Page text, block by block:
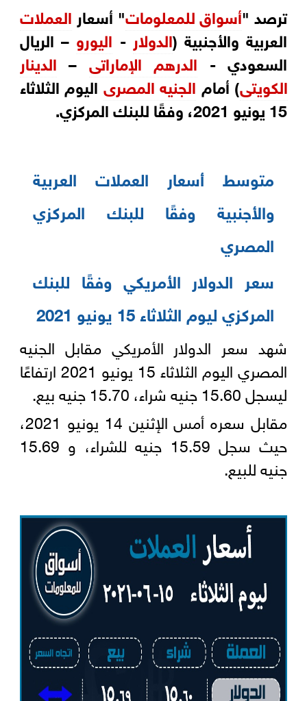
ترصد‎ " أسواق للمعلومات" أسعار العملات
الدولار ‎-‎‏ اليورو – الريال
‏السعودي - الدرهم الإماراتى – الدينار
الكويتى) أمام الجنيه المصرى اليوم الثلاثاء
15 يونيو ‏‏2021، وفقًا للبنك المركزي‏‎.‎
متوسط أسعار‎ ‎العملات العربية
والأجنبية وفقًا للبنك المركزي
المصري‎
سعر الدولار الأمريكي وفقًا للبنك
المركزي ليوم الثلاثاء 15 يونيو 2021‏‎
شهد سعر الدولار الأمريكي مقابل الجنيه
المصري اليوم الثلاثاء 15 يونيو 2021 ارتفاعًا
ليسجل 15.60 ‏جنيه شراء، 15.70 جنيه بيع.‏
مقابل سعره أمس الإثنين 14 يونيو 2021،
حيث سجل 15.59 جنيه للشراء، و 15.69
جنيه للبيع.